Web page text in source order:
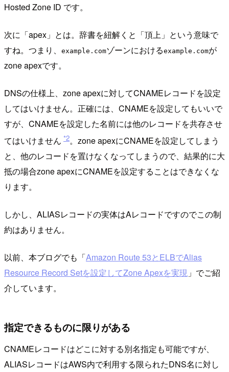
Hosted Zone ID です。
次に「apex」とは。辞書を紐解くと「頂上」という意味で
すね。つまり、
example.comゾーンにおけるexample.comが
zone apexです。
DNSの仕様上、zone apexに対してCNAMEレコードを設定
してはいけません。正確には、CNAMEを設定してもいいで
すが、CNAMEを設定した名前には他のレコードを共存させ
てはいけません *2。zone apexにCNAMEを設定してしまう
と、他のレコードを置けなくなってしまうので、結果的に大
抵の場合zone apexにCNAMEを設定することはできなくな
ります。
しかし、ALIASレコードの実体はAレコードですのでこの制
約はありません。
以前、本ブログでも「Amazon Route 53とELBでAlias
Resource Record Setを設定してZone Apexを実現 」でご紹
介しています。
指定できるものに限りがある
CNAMEレコードはどこに対する別名指定も可能ですが、
ALIASレコードはAWS内で利用する限られたDNS名に対し